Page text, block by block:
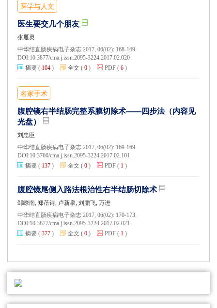
医学与人文
医生要交几个朋友
张雁灵
中华结直肠疾病电子杂志 2017, 06(02): 168-169.
DOI:10.3877/cma.j.issn.2095-3224.2017.02.020
摘要 ( 104 ) 全文 ( 0 ) PDF ( 6 )
名家手术
腹腔镜右半结肠完整系膜切除术——四步法（内容见
光盘）
刘忠臣
中华结直肠疾病电子杂志 2017, 06(02): 169-169.
DOI:10.3760/cma.j.issn.2095-3224.2017.02.101
摘要 ( 137 ) 全文 ( 0 ) PDF ( 1 )
腹腔镜尾侧入路法根治性右半结肠切除术
邹瞭南, 郑蓓诗, 卢新泉, 刘鹏飞, 万进
中华结直肠疾病电子杂志 2017, 06(02): 170-173.
DOI:10.3877/cma.j.issn.2095-3224.2017.02.021
摘要 ( 377 ) 全文 ( 0 ) PDF ( 1 )